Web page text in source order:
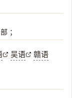
；
吴语
赣语